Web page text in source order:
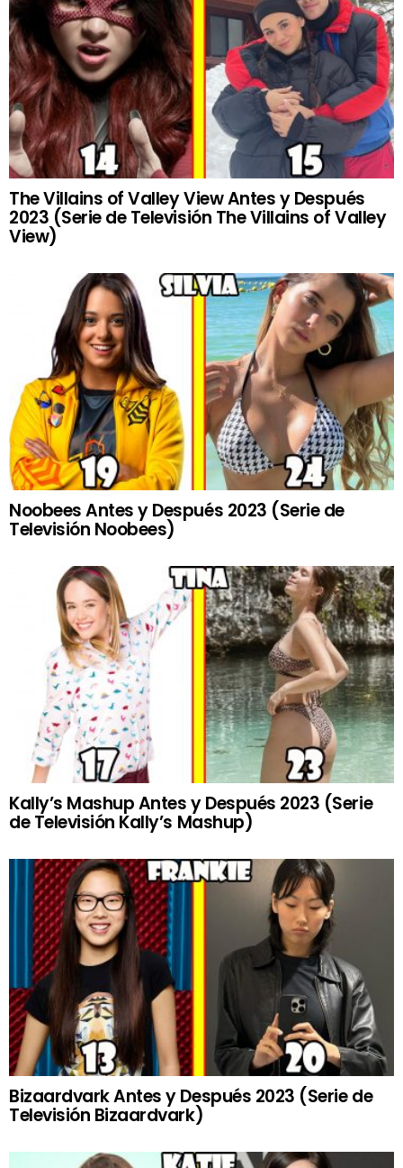
The Villains of Valley View Antes y Después
2023 (Serie de Televisión The Villains of Valley
View)
Noobees Antes y Después 2023 (Serie de
Televisión Noobees)
Kally’s Mashup Antes y Después 2023 (Serie
de Televisión Kally’s Mashup)
Bizaardvark Antes y Después 2023 (Serie de
Televisión Bizaardvark)